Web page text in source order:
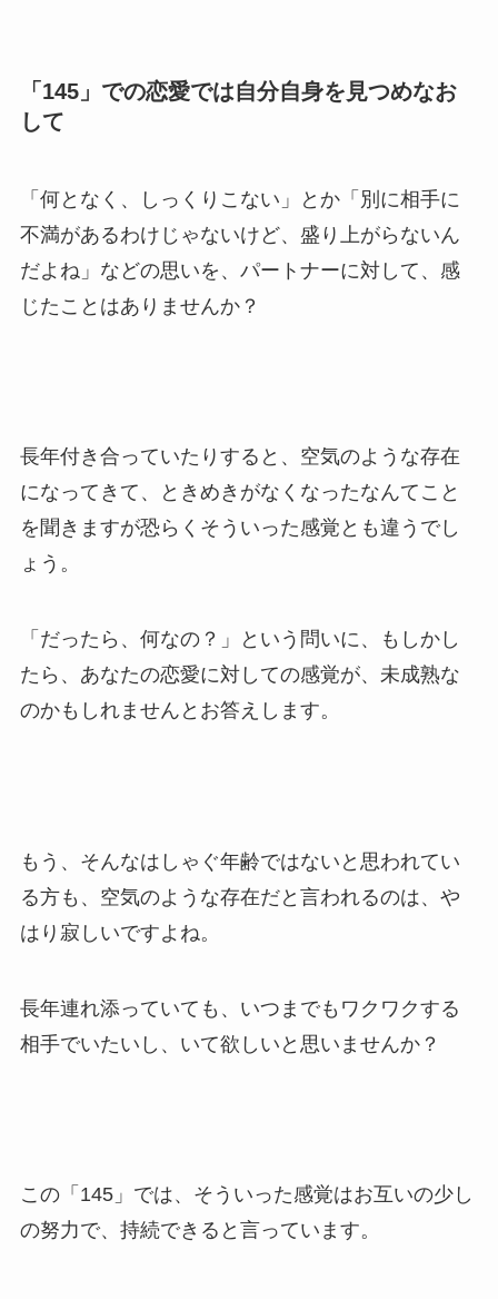
「145」での恋愛では自分自身を見つめなお
して
「何となく、しっくりこない」とか「別に相手に
不満があるわけじゃないけど、盛り上がらないん
だよね」などの思いを、パートナーに対して、感
じたことはありませんか？
長年付き合っていたりすると、空気のような存在
になってきて、ときめきがなくなったなんてこと
を聞きますが恐らくそういった感覚とも違うでし
ょう。
「だったら、何なの？」という問いに、もしかし
たら、あなたの恋愛に対しての感覚が、未成熟な
のかもしれませんとお答えします。
もう、そんなはしゃぐ年齢ではないと思われてい
る方も、空気のような存在だと言われるのは、や
はり寂しいですよね。
長年連れ添っていても、いつまでもワクワクする
相手でいたいし、いて欲しいと思いませんか？
この「145」では、そういった感覚はお互いの少し
の努力で、持続できると言っています。